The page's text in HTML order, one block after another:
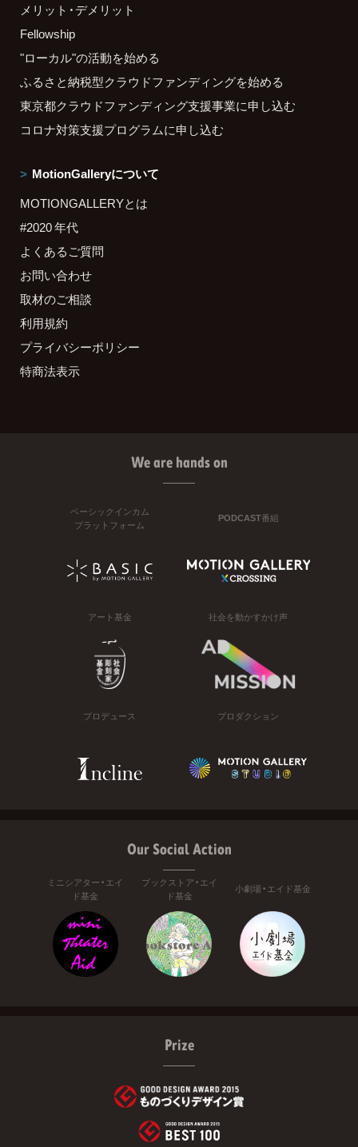
メリット・デメリット
Fellowship
"ローカル"の活動を始める
ふるさと納税型クラウドファンディングを始める
東京都クラウドファンディング支援事業に申し込む
コロナ対策支援プログラムに申し込む
MotionGalleryについて
MOTIONGALLERYとは
#2020 年代
よくあるご質問
お問い合わせ
取材のご相談
利用規約
プライバシーポリシー
特商法表示
We are hands on
ベーシックインカム
プラットフォーム
PODCAST番組
アート基金 社会を動かすかけ声
プロデュース プロダクション
Our Social Action
ミニシアター・エイ
ド基金
ブックストア・エイ
ド基金
小劇場・エイド基金
Prize